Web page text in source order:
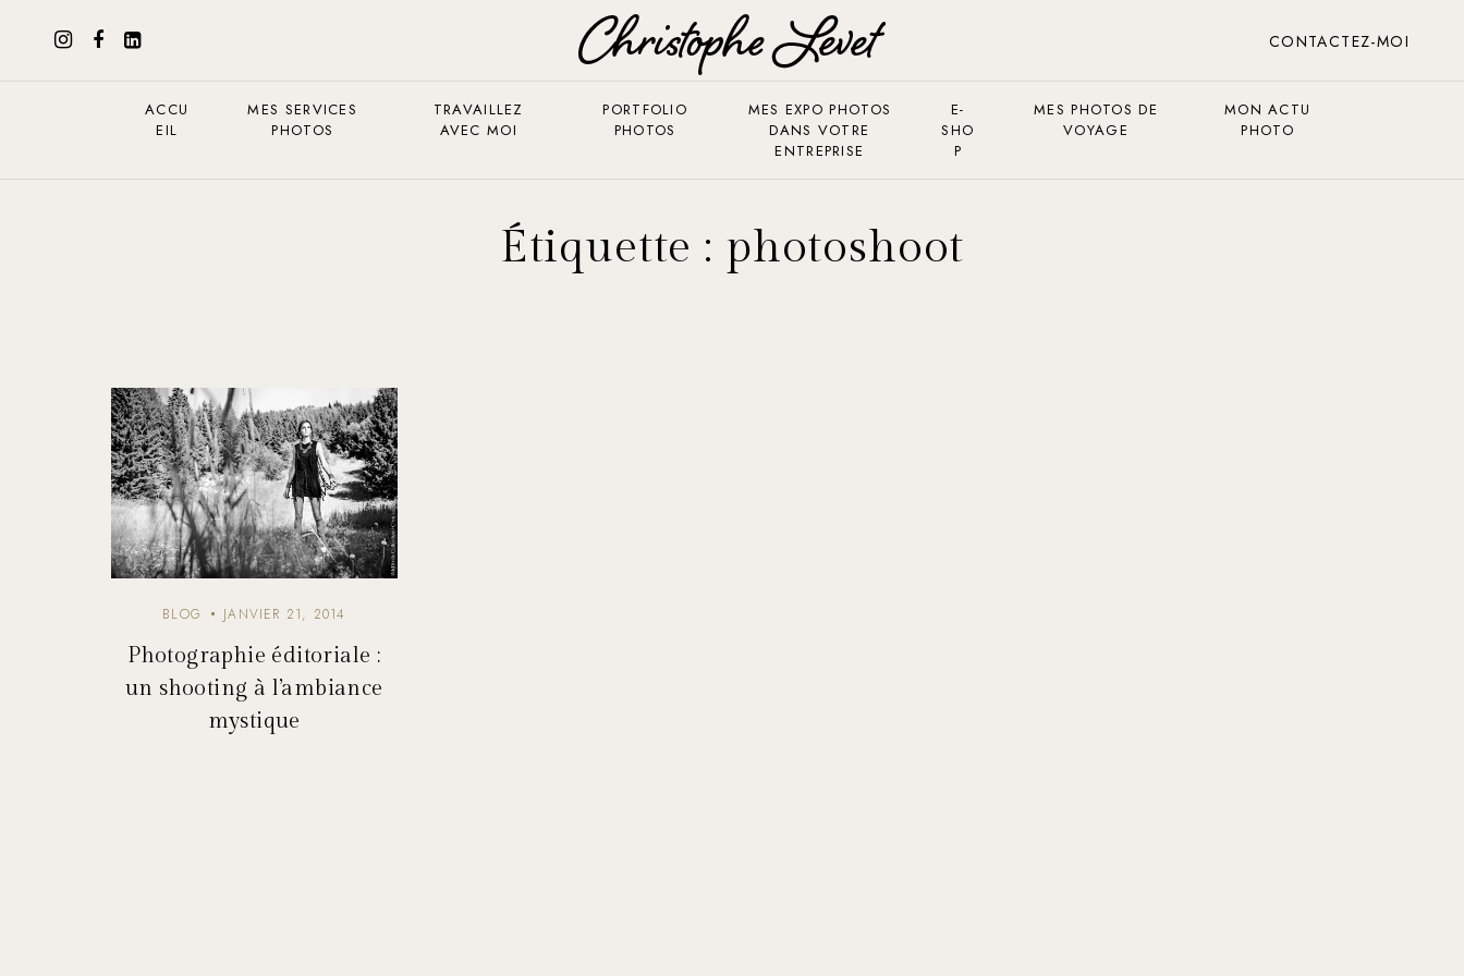
CONTACTEZ-MOI
ACCU
EIL
MES SERVICES
PHOTOS
TRAVAILLEZ
AVEC MOI
PORTFOLIO
PHOTOS
MES EXPO PHOTOS
DANS VOTRE
ENTREPRISE
E-
SHO
P
MES PHOTOS DE
VOYAGE
MON ACTU
PHOTO
Étiquette : photoshoot
BLOG JANVIER 21, 2014
Photographie éditoriale :
un shooting à l’ambiance
mystique